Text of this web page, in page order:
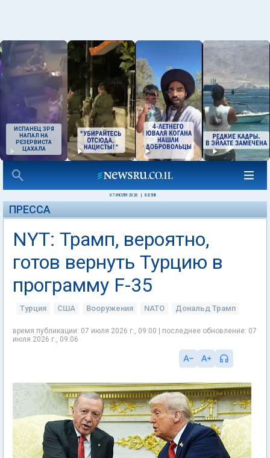
ИСПАНЕЦ ЗРЯ
НАПАЛ НА
РЕЗЕРВИСТА
ЦАХАЛА
07 ИЮЛЯ 2026 03:58
ПРЕССА
NYT: Трамп, вероятно,
готов вернуть Турцию в
программу F-35
Турция США Вооружения NATO Дональд Трамп
время публикации: 07 июля 2026 г., 09:00 | последнее обновление: 07
июля 2026 г., 09:06